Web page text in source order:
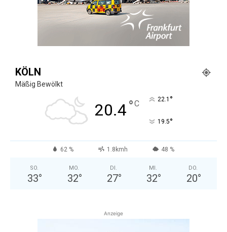
KÖLN
Mäßig Bewölkt
20.4°C 22.1 °
19.5°
62 % 1.8kmh 48 %
SO.
33°
MO.
32°
DI.
27°
MI.
32°
DO.
20°
Anzeige